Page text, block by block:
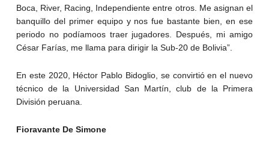
Boca, River, Racing, Independiente entre otros. Me asignan el
banquillo del primer equipo y nos fue bastante bien, en ese
periodo no podíamoos traer jugadores. Después, mi amigo
César Farías, me llama para dirigir la Sub-20 de Bolivia”.
En este 2020, Héctor Pablo Bidoglio, se convirtió en el nuevo
técnico de la Universidad San Martín, club de la Primera
División peruana.
Fioravante De Simone